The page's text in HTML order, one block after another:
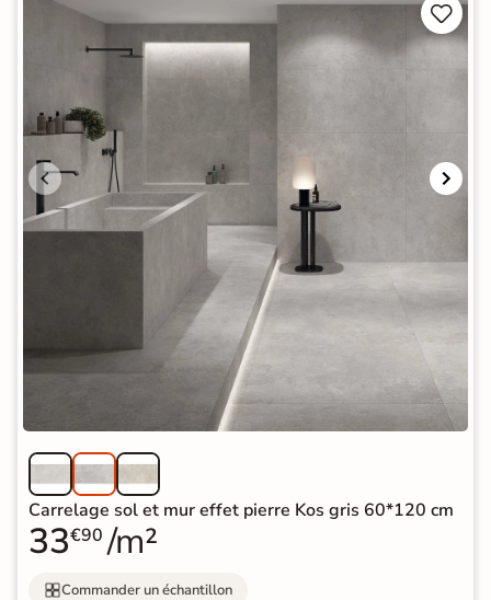


Carrelage sol et mur effet pierre Kos gris 60*120 cm
33€90 /m²
Commander un échantillon